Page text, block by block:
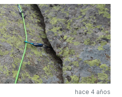
hace 4 años